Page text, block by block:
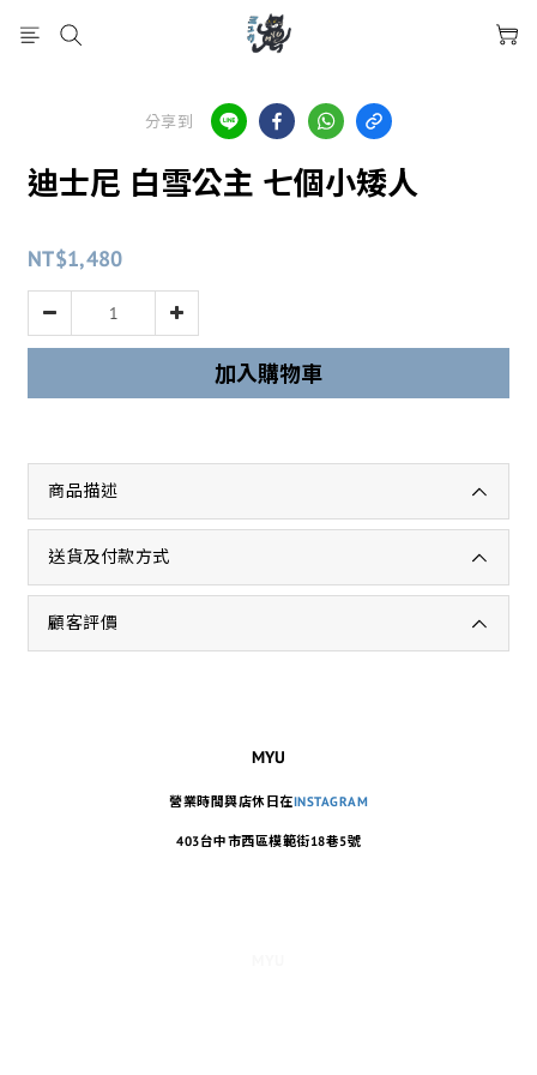
分享到
迪士尼 白雪公主 七個小矮人
NT$1,480
加入購物車
商品描述
送貨及付款方式
顧客評價
MYU
營業時間與店休日在INSTAGRAM
403台中市西區模範街18巷5號